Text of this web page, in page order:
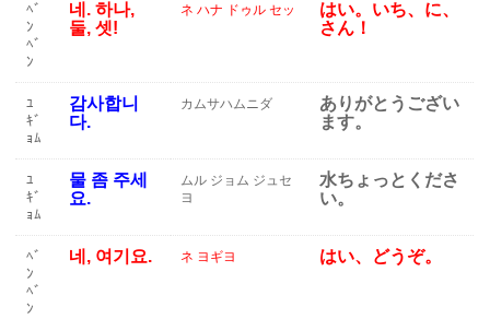
ﾍﾞ
ﾝ
ﾍﾞ
ﾝ
네. 하나,
둘, 셋!
ネ ハナ ドゥル セッ
はい。いち、に、
さん！
ﾕ
ｷﾞ
ｮﾑ
감사합니
다.
カムサハムニダ
ありがとうござい
ます。
ﾕ
ｷﾞ
ｮﾑ
물 좀 주세
요.
ムル ジョム ジュセ
ヨ
水ちょっとくださ
い。
ﾍﾞ
ﾝ
ﾍﾞ
ﾝ
네, 여기요. ネ ヨギヨ はい、どうぞ。